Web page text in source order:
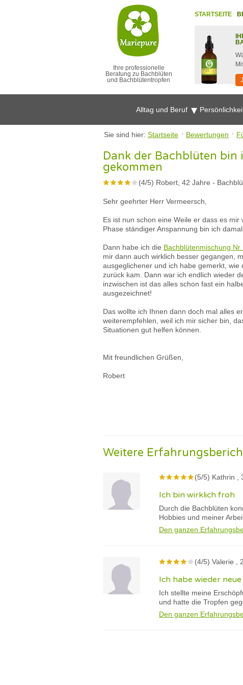
Ihre professionelle
Beratung zu Bachblüten
und Bachblütentropfen
STARTSEITE
Alltag und Beruf
Sie sind hier: Startseite Bewertungen
Dank der Bachblüten bin
gekommen
(4/5) Robert, 42 Jahre -
Sehr geehrter Herr Vermeersch,
Es ist nun schon eine Weile er dass es
Phase ständiger Anspannung bin ich
Dann habe ich die Bachblütenmischung
mir dann auch wirklich besser gegangen,
ausgeglichener und ich habe gemerkt,
zurück kam. Dann war ich endlich wieder
inzwischen ist das alles schon fast ein
ausgezeichnet!
Das wollte ich Ihnen dann doch mal alles
weiterempfehlen, weil ich mir sicher bin,
Situationen gut helfen können.
Mit freundlichen Grüßen,
Robert
Weitere
(5/5) Kathrin ,
Ich bin wirklich froh
Durch die Bachblüten
Hobbies und meiner
Den ganzen
(4/5) Valerie ,
Ich habe wieder
Ich stellte meine
und hatte die Tropfen
Den ganzen